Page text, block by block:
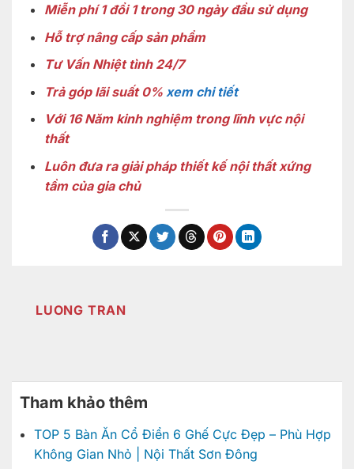
Miễn phí 1 đổi 1 trong 30 ngày đầu sử dụng
Hỗ trợ nâng cấp sản phẩm
Tư Vấn Nhiệt tình 24/7
Trả góp lãi suất 0%xem chi tiết
Với 16 Năm kinh nghiệm trong lĩnh vực nội
thất
Luôn đưa ra giải pháp thiết kế nội thất xứng
tầm của gia chủ
LUONG TRAN
Tham khảo thêm
TOP 5 Bàn Ăn Cổ Điển 6 Ghế Cực Đẹp – Phù Hợp
Không Gian Nhỏ | Nội Thất Sơn Đông